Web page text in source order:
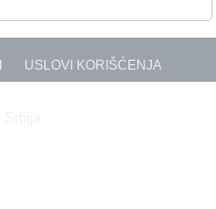
USLOVI KORIŠĆENJA